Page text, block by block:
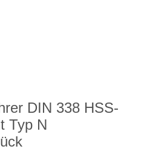
DIN 338 HSS-
Typ N